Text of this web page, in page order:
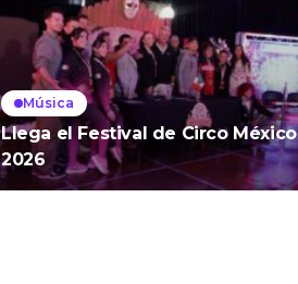
Música
Llega el Festival de Circo México
2026